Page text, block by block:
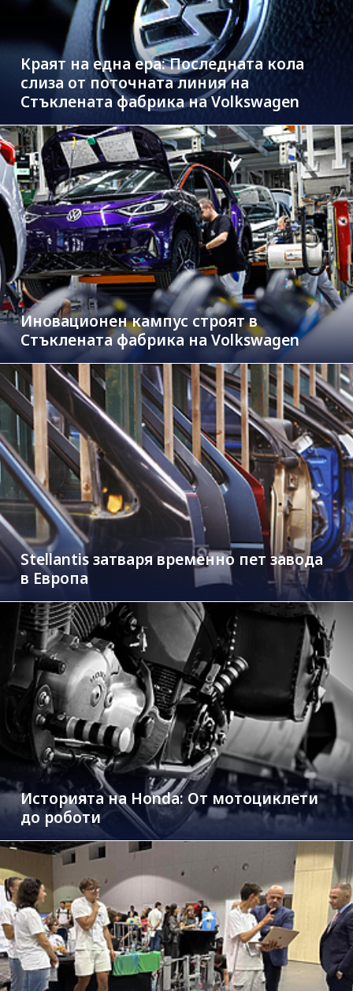
Краят на една ера: Последната кола
слиза от поточната линия на
Стъклената фабрика на Volkswagen
Иновационен кампус строят в
Стъклената фабрика на Volkswagen
Stellantis затваря временно пет завода
в Европа
Историята на Honda: От мотоциклети
до роботи